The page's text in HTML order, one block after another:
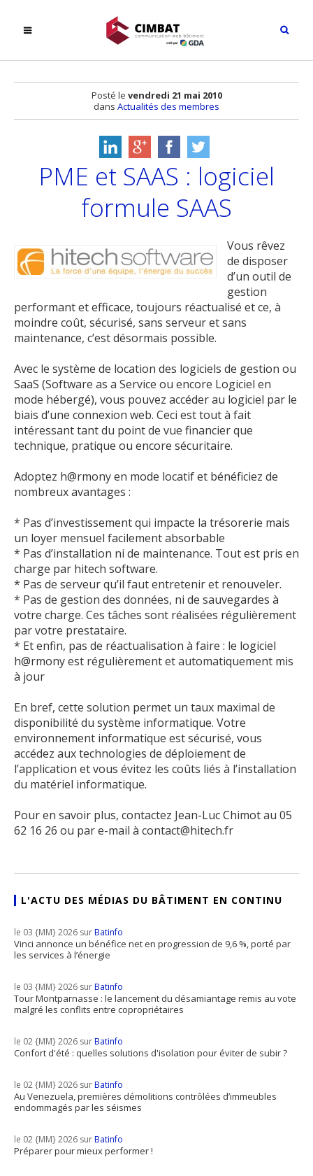
Posté le vendredi 21 mai 2010
dans Actualités des membres
PME et SAAS : logiciel
formule SAAS
Vous rêvez
de disposer
d’un outil de
gestion
performant et efficace, toujours réactualisé et ce, à
moindre coût, sécurisé, sans serveur et sans
maintenance, c’est désormais possible.
Avec le système de location des logiciels de gestion ou
SaaS (Software as a Service ou encore Logiciel en
mode hébergé), vous pouvez accéder au logiciel par le
biais d’une connexion web. Ceci est tout à fait
intéressant tant du point de vue financier que
technique, pratique ou encore sécuritaire.
Adoptez h@rmony en mode locatif et bénéficiez de
nombreux avantages :
* Pas d’investissement qui impacte la trésorerie mais
un loyer mensuel facilement absorbable
* Pas d’installation ni de maintenance. Tout est pris en
charge par hitech software.
* Pas de serveur qu’il faut entretenir et renouveler.
* Pas de gestion des données, ni de sauvegardes à
votre charge. Ces tâches sont réalisées régulièrement
par votre prestataire.
* Et enfin, pas de réactualisation à faire : le logiciel
h@rmony est régulièrement et automatiquement mis
à jour
En bref, cette solution permet un taux maximal de
disponibilité du système informatique. Votre
environnement informatique est sécurisé, vous
accédez aux technologies de déploiement de
l’application et vous évitez les coûts liés à l’installation
du matériel informatique.
Pour en savoir plus, contactez Jean-Luc Chimot au 05
62 16 26 ou par e-mail à contact@hitech.fr
L'ACTU DES MÉDIAS DU BÂTIMENT EN CONTINU
le 03 {MM} 2026 surBatinfo
Vinci annonce un bénéfice net en progression de 9,6 %, porté par
les services à l’énergie
le 03 {MM} 2026 surBatinfo
Tour Montparnasse : le lancement du désamiantage remis au vote
malgré les conflits entre copropriétaires
le 02 {MM} 2026 surBatinfo
Confort d'été : quelles solutions d'isolation pour éviter de subir ?
le 02 {MM} 2026 surBatinfo
Au Venezuela, premières démolitions contrôlées d’immeubles
endommagés par les séismes
le 02 {MM} 2026 surBatinfo
Préparer pour mieux performer !